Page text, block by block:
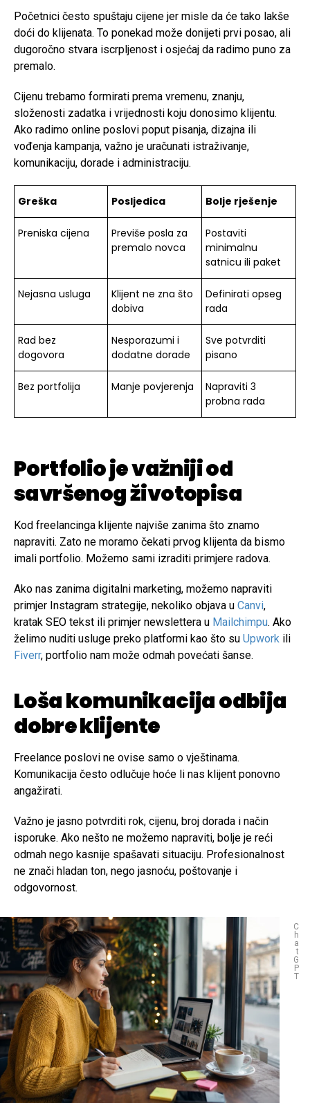
Početnici često spuštaju cijene jer misle da će tako lakše
doći do klijenata. To ponekad može donijeti prvi posao, ali
dugoročno stvara iscrpljenost i osjećaj da radimo puno za
premalo.
Cijenu trebamo formirati prema vremenu, znanju,
složenosti zadatka i vrijednosti koju donosimo klijentu.
Ako radimo online poslovi poput pisanja, dizajna ili
vođenja kampanja, važno je uračunati istraživanje,
komunikaciju, dorade i administraciju.
Greška Posljedica Bolje rješenje
Preniska cijena
Previše posla za
premalo novca
Postaviti
minimalnu
satnicu ili paket
Nejasna usluga
Klijent ne zna što
dobiva
Definirati opseg
rada
Rad bez
dogovora
Nesporazumi i
dodatne dorade
Sve potvrditi
pisano
Bez portfolija Manje povjerenja
Napraviti 3
probna rada
Portfolio je važniji od
savršenog životopisa
Kod freelancinga klijente najviše zanima što znamo
napraviti. Zato ne moramo čekati prvog klijenta da bismo
imali portfolio. Možemo sami izraditi primjere radova.
Ako nas zanima digitalni marketing, možemo napraviti
primjer Instagram strategije, nekoliko objava u Canvi,
kratak SEO tekst ili primjer newslettera u Mailchimpu. Ako
želimo nuditi usluge preko platformi kao što su Upwork ili
Fiverr, portfolio nam može odmah povećati šanse.
Loša komunikacija odbija
dobre klijente
Freelance poslovi ne ovise samo o vještinama.
Komunikacija često odlučuje hoće li nas klijent ponovno
angažirati.
Važno je jasno potvrditi rok, cijenu, broj dorada i način
isporuke. Ako nešto ne možemo napraviti, bolje je reći
odmah nego kasnije spašavati situaciju. Profesionalnost
ne znači hladan ton, nego jasnoću, poštovanje i
odgovornost.
C
h
a
t
G
P
T